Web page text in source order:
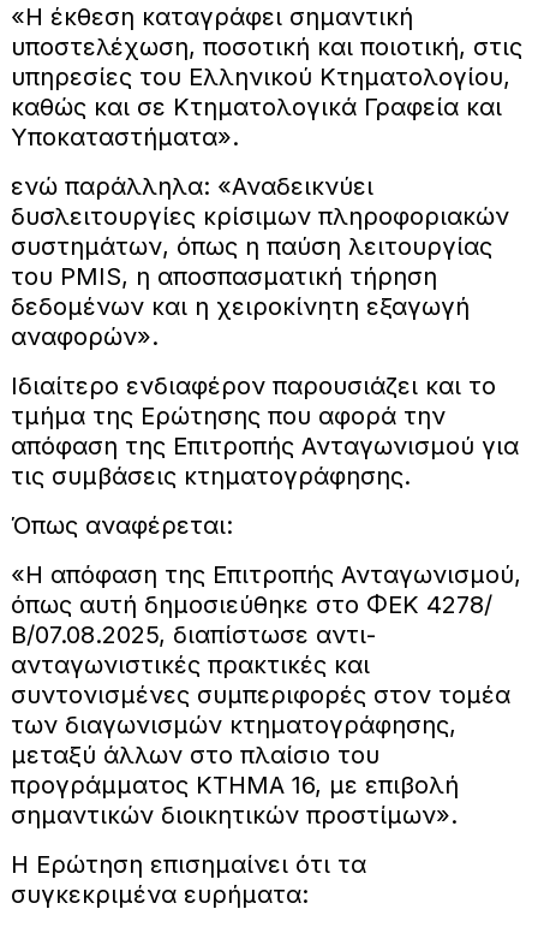
«Η έκθεση καταγράφει σημαντική
υποστελέχωση, ποσοτική και ποιοτική, στις
υπηρεσίες του Ελληνικού Κτηματολογίου,
καθώς και σε Κτηματολογικά Γραφεία και
Υποκαταστήματα».
ενώ παράλληλα: «Αναδεικνύει
δυσλειτουργίες κρίσιμων πληροφοριακών
συστημάτων, όπως η παύση λειτουργίας
του PMIS, η αποσπασματική τήρηση
δεδομένων και η χειροκίνητη εξαγωγή
αναφορών».
Ιδιαίτερο ενδιαφέρον παρουσιάζει και το
τμήμα της Ερώτησης που αφορά την
απόφαση της Επιτροπής Ανταγωνισμού για
τις συμβάσεις κτηματογράφησης.
Όπως αναφέρεται:
«Η απόφαση της Επιτροπής Ανταγωνισμού,
όπως αυτή δημοσιεύθηκε στο ΦΕΚ 4278/
Β/07.08.2025, διαπίστωσε αντι-
ανταγωνιστικές πρακτικές και
συντονισμένες συμπεριφορές στον τομέα
των διαγωνισμών κτηματογράφησης,
μεταξύ άλλων στο πλαίσιο του
προγράμματος ΚΤΗΜΑ 16, με επιβολή
σημαντικών διοικητικών προστίμων».
Η Ερώτηση επισημαίνει ότι τα
συγκεκριμένα ευρήματα: